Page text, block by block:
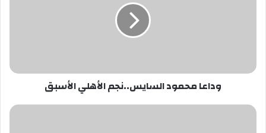
وداعا محمود السايس..نجم الأهلي الأسبق
ممرضة